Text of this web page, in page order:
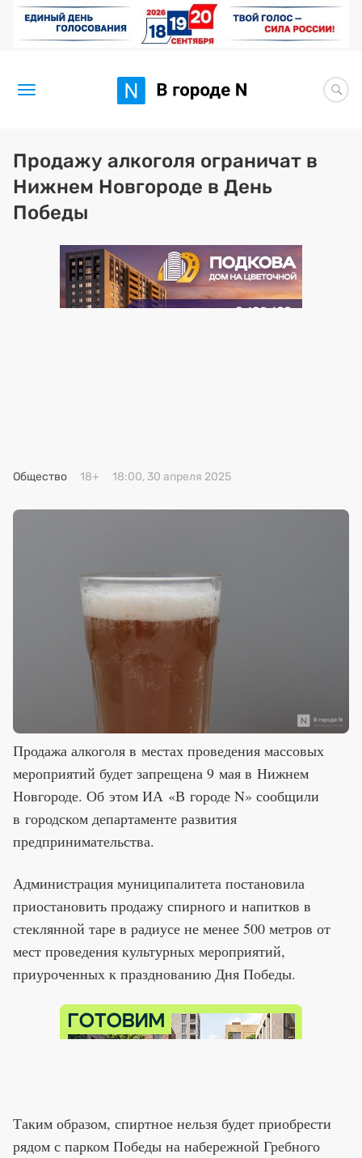
Новости
Статьи
BORЩ
Искусство исцелять
Продажу алкоголя ограничат в
Нижнем Новгороде в День
Победы
Общество 18+ 18:00, 30 апреля 2025
Продажа алкоголя в местах проведения массовых
мероприятий будет запрещена 9 мая в Нижнем
Новгороде. Об этом ИА «В городе N» сообщили
в городском департаменте развития
предпринимательства.
Администрация муниципалитета постановила
приостановить продажу спирного и напитков в
стеклянной таре в радиусе не менее 500 метров от
мест проведения культурных мероприятий,
приуроченных к празднованию Дня Победы.
Таким образом, спиртное нельзя будет приобрести
рядом с парком Победы на набережной Гребного